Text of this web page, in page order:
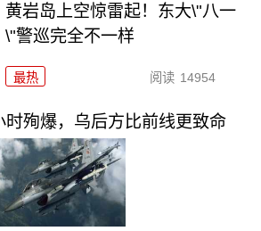
黄岩岛上空惊雷起！东大\"八一
\"警巡完全不一样
最热 阅读 14954
殉爆，乌后方比前线更致命